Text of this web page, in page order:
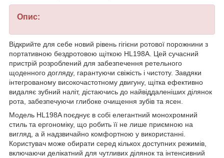
Опис:
Відкрийте для себе новий рівень гігієни ротової порожнини з
портативною бездротовою щіткою HL198A. Цей сучасний
пристрій розроблений для забезпечення ретельного
щоденного догляду, гарантуючи свіжість і чистоту. Завдяки
інтегрованому високочастотному двигуну, щітка ефективно
видаляє зубний наліт, дістаючись до найвіддаленіших ділянок
рота, забезпечуючи глибоке очищення зубів та ясен.
Модель HL198A поєднує в собі елегантний монохромний
стиль та ергономіку, що робить її не лише приємною на
вигляд, а й надзвичайно комфортною у використанні.
Користувач може обирати серед кількох доступних режимів,
включаючи делікатний для чутливих ділянок та інтенсивний